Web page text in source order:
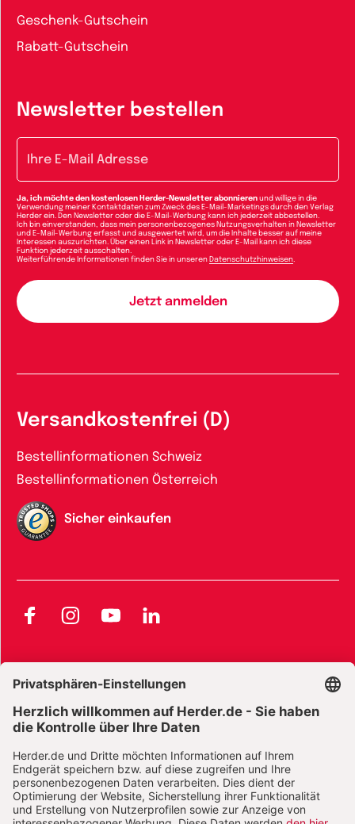
Geschenk-Gutschein
Rabatt-Gutschein
Newsletter bestellen
Ja, ich möchte den kostenlosen Herder-Newsletter abonnieren und willige in die
Verwendung meiner Kontaktdaten zum Zweck des E-Mail-Marketings durch den Verlag
Herder ein. Den Newsletter oder die E-Mail-Werbung kann ich jederzeit abbestellen.
Ich bin einverstanden, dass mein personenbezogenes Nutzungsverhalten in Newsletter
und E-Mail-Werbung erfasst und ausgewertet wird, um die Inhalte besser auf meine
Interessen auszurichten. Über einen Link in Newsletter oder E-Mail kann ich diese
Funktion jederzeit ausschalten.
Weiterführende Informationen finden Sie in unseren Datenschutzhinweisen.
Versandkostenfrei (D)
Bestellinformationen Schweiz
Bestellinformationen Österreich
Sicher einkaufen
FacebookInstagramYouTubeLinkedIn
Widerrufsbelehrung E-Books
Widerrufsbelehrung Zeitschriften Datenschutz
Datenschutz Social Media Barrierefreiheit
Vertrag widerrufen